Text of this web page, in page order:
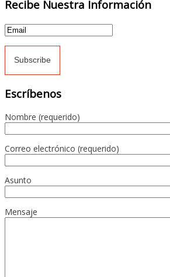
Recibe Nuestra Información
Escríbenos
Nombre (requerido)
Correo electrónico (requerido)
Asunto
Mensaje